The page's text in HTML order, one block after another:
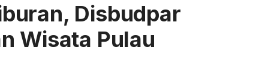
Disbudpar
Wisata Pulau